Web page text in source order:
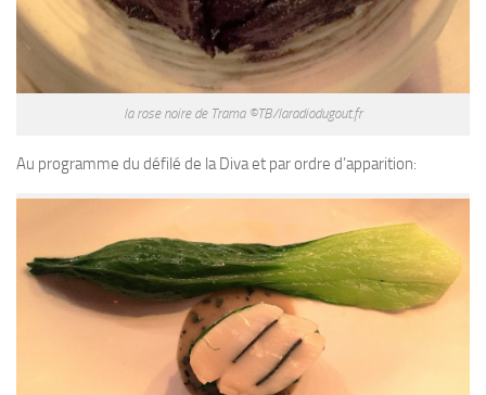
la rose noire de Trama ©TB/laradiodugout.fr
Au programme du défilé de la Diva et par ordre d’apparition: